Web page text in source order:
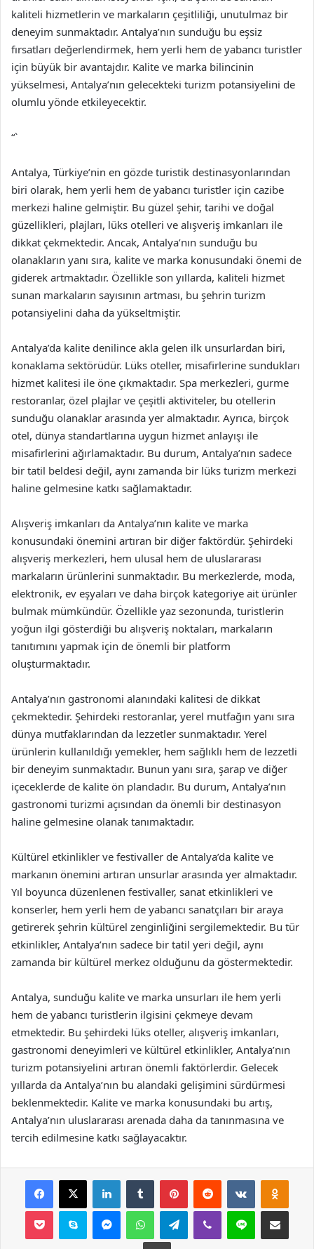
kaliteli hizmetlerin ve markaların çeşitliliği, unutulmaz bir
deneyim sunmaktadır. Antalya’nın sunduğu bu eşsiz
fırsatları değerlendirmek, hem yerli hem de yabancı turistler
için büyük bir avantajdır. Kalite ve marka bilincinin
yükselmesi, Antalya’nın gelecekteki turizm potansiyelini de
olumlu yönde etkileyecektir.
“`
Antalya, Türkiye’nin en gözde turistik destinasyonlarından
biri olarak, hem yerli hem de yabancı turistler için cazibe
merkezi haline gelmiştir. Bu güzel şehir, tarihi ve doğal
güzellikleri, plajları, lüks otelleri ve alışveriş imkanları ile
dikkat çekmektedir. Ancak, Antalya’nın sunduğu bu
olanakların yanı sıra, kalite ve marka konusundaki önemi de
giderek artmaktadır. Özellikle son yıllarda, kaliteli hizmet
sunan markaların sayısının artması, bu şehrin turizm
potansiyelini daha da yükseltmiştir.
Antalya’da kalite denilince akla gelen ilk unsurlardan biri,
konaklama sektörüdür. Lüks oteller, misafirlerine sundukları
hizmet kalitesi ile öne çıkmaktadır. Spa merkezleri, gurme
restoranlar, özel plajlar ve çeşitli aktiviteler, bu otellerin
sunduğu olanaklar arasında yer almaktadır. Ayrıca, birçok
otel, dünya standartlarına uygun hizmet anlayışı ile
misafirlerini ağırlamaktadır. Bu durum, Antalya’nın sadece
bir tatil beldesi değil, aynı zamanda bir lüks turizm merkezi
haline gelmesine katkı sağlamaktadır.
Alışveriş imkanları da Antalya’nın kalite ve marka
konusundaki önemini artıran bir diğer faktördür. Şehirdeki
alışveriş merkezleri, hem ulusal hem de uluslararası
markaların ürünlerini sunmaktadır. Bu merkezlerde, moda,
elektronik, ev eşyaları ve daha birçok kategoriye ait ürünler
bulmak mümkündür. Özellikle yaz sezonunda, turistlerin
yoğun ilgi gösterdiği bu alışveriş noktaları, markaların
tanıtımını yapmak için de önemli bir platform
oluşturmaktadır.
Antalya’nın gastronomi alanındaki kalitesi de dikkat
çekmektedir. Şehirdeki restoranlar, yerel mutfağın yanı sıra
dünya mutfaklarından da lezzetler sunmaktadır. Yerel
ürünlerin kullanıldığı yemekler, hem sağlıklı hem de lezzetli
bir deneyim sunmaktadır. Bunun yanı sıra, şarap ve diğer
içeceklerde de kalite ön plandadır. Bu durum, Antalya’nın
gastronomi turizmi açısından da önemli bir destinasyon
haline gelmesine olanak tanımaktadır.
Kültürel etkinlikler ve festivaller de Antalya’da kalite ve
markanın önemini artıran unsurlar arasında yer almaktadır.
Yıl boyunca düzenlenen festivaller, sanat etkinlikleri ve
konserler, hem yerli hem de yabancı sanatçıları bir araya
getirerek şehrin kültürel zenginliğini sergilemektedir. Bu tür
etkinlikler, Antalya’nın sadece bir tatil yeri değil, aynı
zamanda bir kültürel merkez olduğunu da göstermektedir.
Antalya, sunduğu kalite ve marka unsurları ile hem yerli
hem de yabancı turistlerin ilgisini çekmeye devam
etmektedir. Bu şehirdeki lüks oteller, alışveriş imkanları,
gastronomi deneyimleri ve kültürel etkinlikler, Antalya’nın
turizm potansiyelini artıran önemli faktörlerdir. Gelecek
yıllarda da Antalya’nın bu alandaki gelişimini sürdürmesi
beklenmektedir. Kalite ve marka konusundaki bu artış,
Antalya’nın uluslararası arenada daha da tanınmasına ve
tercih edilmesine katkı sağlayacaktır.
Facebook
X LinkedInTumblr PinterestReddit VKontakte
Pocket Skype MessengerWhatsAppTelegramViber Line E-Posta ile
Yazdır